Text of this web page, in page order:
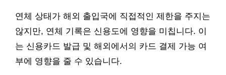
연체 상태가 해외 출입국에 직접적인 제한을 주지는
않지만, 연체 기록은 신용도에 영향을 미칩니다. 이
는 신용카드 발급 및 해외에서의 카드 결제 가능 여
부에 영향을 줄 수 있습니다.